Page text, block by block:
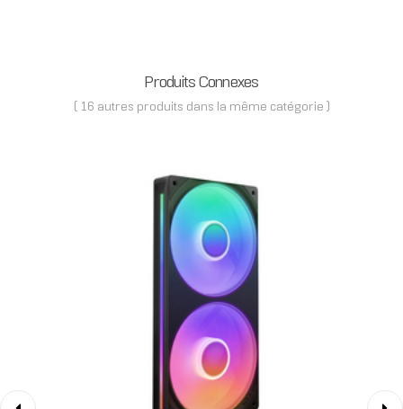
Produits Connexes
( 16 autres produits dans la même catégorie )